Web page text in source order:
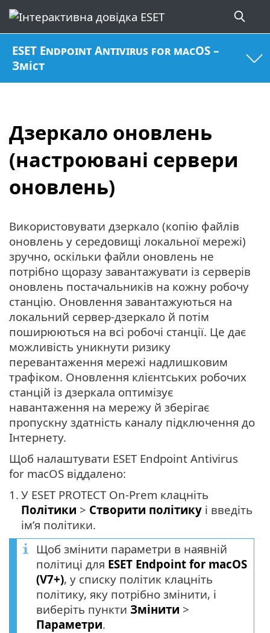
ESET Endpoint Antivirus for macOS –
Зміст
Дзеркало оновлень
(настроювані сервери
оновлень)
Використовувати дзеркало (копію файлів
оновлень у середовищі локальної мережі)
зручно, оскільки файли оновлень не
потрібно щоразу завантажувати із серверів
оновлень постачальників на кожну робочу
станцію. Оновлення завантажуються на
локальний сервер-дзеркало й потім
поширюються на всі робочі станції. Це дає
можливість уникнути ризику
перевантаження мережі надлишковим
трафіком. Оновлення клієнтських робочих
станцій із дзеркала оптимізує
навантаження на мережу й зберігає
пропускну здатність каналу підключення до
Інтернету.
Щоб налаштувати ESET Endpoint Antivirus
for macOS віддалено:
1. У ESET PROTECT On-Prem клацніть
Політики > Створити політику і введіть
ім’я політики.
Щоб змінити параметри в наявній
політиці для ESET Endpoint for macOS
(V7+), у списку політик клацніть
політику, яку потрібно змінити, і
виберіть пункти Змінити >
Параметри.